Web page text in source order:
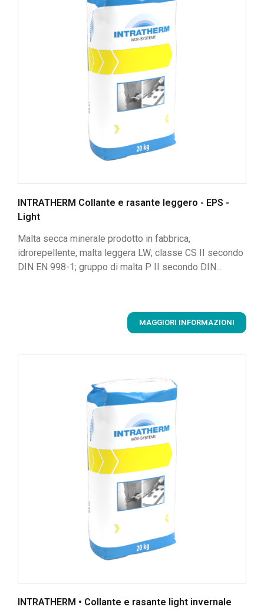
INTRATHERM Collante e rasante leggero - EPS -
Light
Malta secca minerale prodotto in fabbrica,
idrorepellente, malta leggera LW; classe CS II secondo
DIN EN 998-1; gruppo di malta P II secondo DIN...
MAGGIORI INFORMAZIONI
INTRATHERM • Collante e rasante light invernale